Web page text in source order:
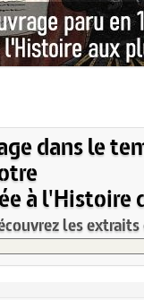
dans le
à l'Histoire
les